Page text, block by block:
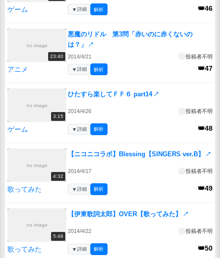
ゲーム 👑46
▼詳細 解析
no image
23:40
悪魔のリドル 第3問「赤いのに赤くないの
は？」
↗
2014/4/21 投稿者不明
アニメ 👑47
▼詳細 解析
no image
3:15
ひたすら楽してＦＦ６ part14 ↗
2014/4/26 投稿者不明
ゲーム 👑48
▼詳細 解析
no image
4:32
【ニコニコラボ】Blessing【SINGERS ver.B】 ↗
2014/4/17 投稿者不明
歌ってみた 👑49
▼詳細 解析
no image
5:48
【伊東歌詞太郎】OVER【歌ってみた】 ↗
2014/4/22 投稿者不明
歌ってみた 👑50
▼詳細 解析